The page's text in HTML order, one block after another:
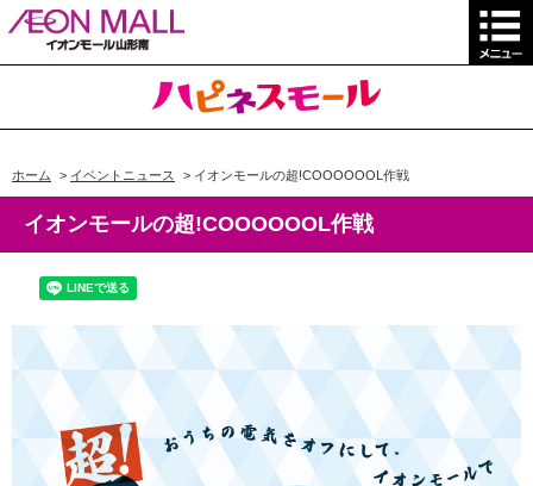
ホーム > イベントニュース > イオンモールの超!COOOOOOL作戦
イオンモールの超!COOOOOOL作戦